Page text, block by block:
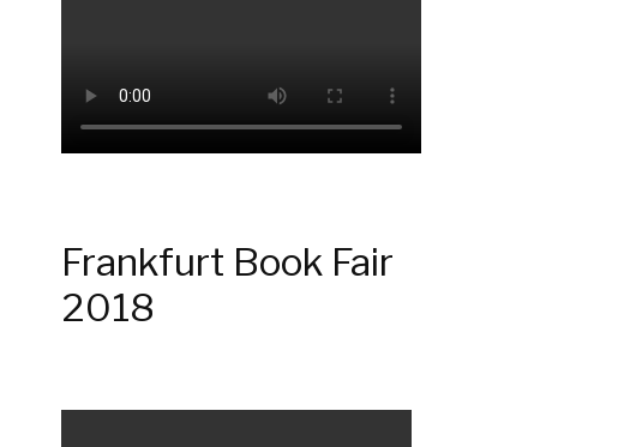
Frankfurt Book Fair
2018